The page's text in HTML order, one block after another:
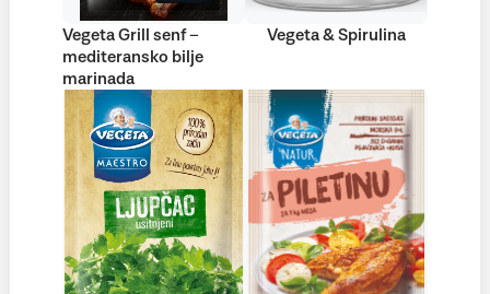
Vegeta Grill senf –
mediteransko bilje
marinada
Vegeta & Spirulina